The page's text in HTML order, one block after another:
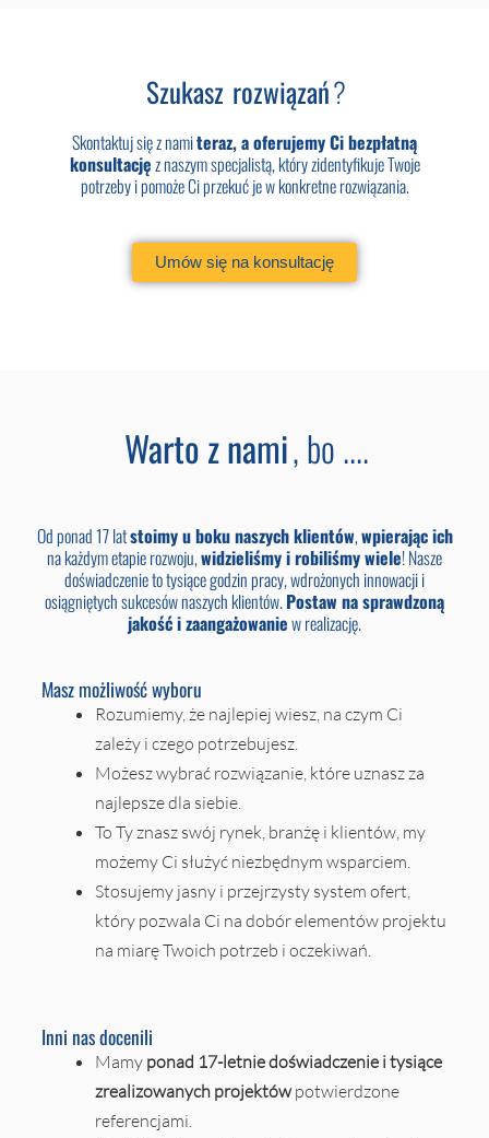
Szukasz rozwiązań?
Skontaktuj się z namiteraz, a oferujemy Ci bezpłatną
konsultacjęz naszym specjalistą, który zidentyfikuje Twoje
potrzeby i pomoże Ci przekuć je w konkretne rozwiązania.
Umów się na konsultację
Warto z nami, bo ....
Od ponad 17 latstoimy u boku naszych klientów,wpierając ich
na każdym etapie rozwoju,widzieliśmy i robiliśmy wiele! Nasze
doświadczenie to tysiące godzin pracy, wdrożonych innowacji i
osiągniętych sukcesów naszych klientów.Postaw na sprawdzoną
jakość i zaangażowaniew realizację.
Masz możliwość wyboru
Rozumiemy, że najlepiej wiesz, na czym Ci
zależy i czego potrzebujesz.
Możesz wybrać rozwiązanie, które uznasz za
najlepsze dla siebie.
To Ty znasz swój rynek, branżę i klientów, my
możemy Ci służyć niezbędnym wsparciem.
Stosujemy jasny i przejrzysty system ofert,
który pozwala Ci na dobór elementów projektu
na miarę Twoich potrzeb i oczekiwań.
Inni nas docenili
Mamy ponad 17-letnie doświadczenie i tysiące
zrealizowanych projektówpotwierdzone
referencjami.